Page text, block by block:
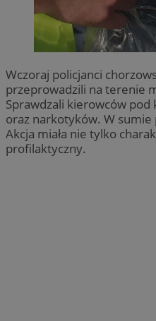
Wczoraj policjanci
przeprowadzili na terenie
Sprawdzali kierowców
oraz narkotyków. W
Akcja miała nie tylko
profilaktyczny.